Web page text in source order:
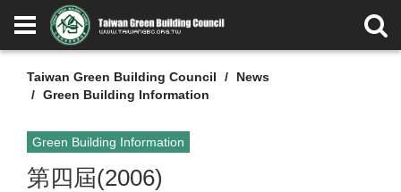
Taiwan Green Building Council
News
Green Building Information
Green Building Information
第四屆(2006)